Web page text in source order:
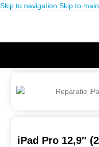
Skip to navigation Skip to
iPad Pro 12,9″